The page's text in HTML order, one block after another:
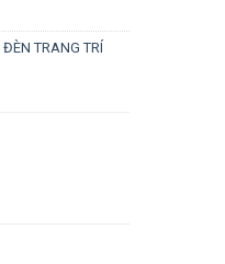
ĐÈN TRANG TRÍ